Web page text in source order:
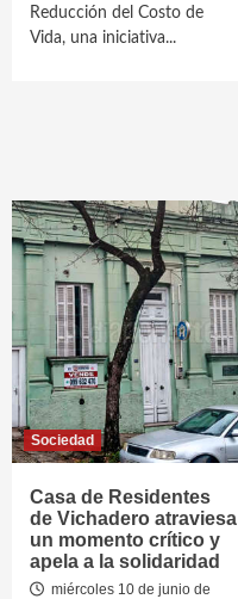
Reducción del Costo de
Vida, una iniciativa...
Sociedad
Casa de Residentes
de Vichadero atraviesa
un momento crítico y
apela a la solidaridad
miércoles 10 de junio de